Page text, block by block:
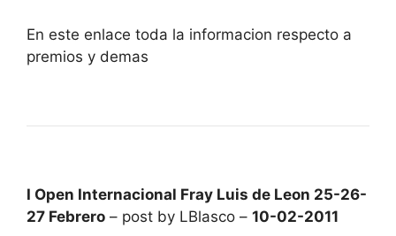
En este enlace toda la informacion respecto a
premios y demas
I Open Internacional Fray Luis de Leon 25-26-
27 Febrero – post by LBlasco – 10-02-2011